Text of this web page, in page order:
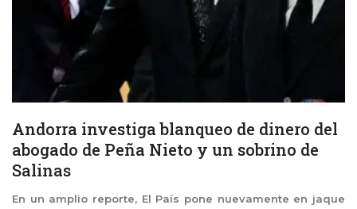
Andorra investiga blanqueo de dinero del
abogado de Peña Nieto y un sobrino de
Salinas
En un amplio reporte, El País pone nuevamente en jaque